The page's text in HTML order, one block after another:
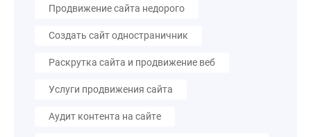
Продвижение сайта недорого
Создать сайт одностраничник
Раскрутка сайта и продвижение веб
Услуги продвижения сайта
Аудит контента на сайте